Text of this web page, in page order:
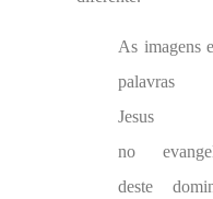
As imagens
palavras
Jesus
no
deste